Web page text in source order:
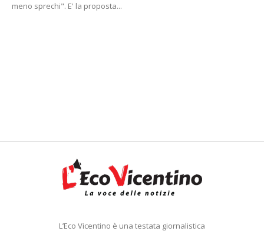
meno sprechi". E' la proposta...
L’Eco Vicentino è una testata giornalistica